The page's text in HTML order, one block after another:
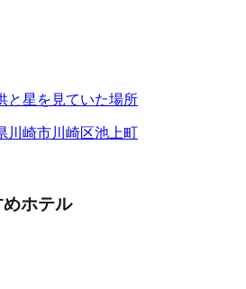
と星を見ていた場所
川崎市川崎区池上町
ホテル